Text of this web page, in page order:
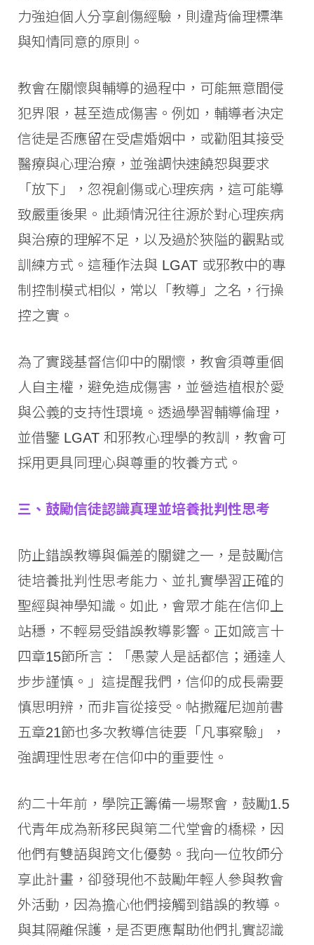
力強迫個人分享創傷經驗，則違背倫理標準
與知情同意的原則。
教會在關懷與輔導的過程中，可能無意間侵
犯界限，甚至造成傷害。例如，輔導者決定
信徒是否應留在受虐婚姻中，或勸阻其接受
醫療與心理治療，並強調快速饒恕與要求
「放下」，忽視創傷或心理疾病，這可能導
致嚴重後果。此類情況往往源於對心理疾病
與治療的理解不足，以及過於狹隘的觀點或
訓練方式。這種作法與 LGAT 或邪教中的專
制控制模式相似，常以「教導」之名，行操
控之實。
為了實踐基督信仰中的關懷，教會須尊重個
人自主權，避免造成傷害，並營造植根於愛
與公義的支持性環境。透過學習輔導倫理，
並借鑒 LGAT 和邪教心理學的教訓，教會可
採用更具同理心與尊重的牧養方式。
三、鼓勵信徒認識真理並培養批判性思考
防止錯誤教導與偏差的關鍵之一，是鼓勵信
徒培養批判性思考能力、並扎實學習正確的
聖經與神學知識。如此，會眾才能在信仰上
站穩，不輕易受錯誤教導影響。正如箴言十
四章15節所言：「愚蒙人是話都信；通達人
步步謹慎。」這提醒我們，信仰的成長需要
慎思明辨，而非盲從接受。帖撒羅尼迦前書
五章21節也多次教導信徒要「凡事察驗」，
強調理性思考在信仰中的重要性。
約二十年前，學院正籌備一場聚會，鼓勵1.5
代青年成為新移民與第二代堂會的橋樑，因
他們有雙語與跨文化優勢。我向一位牧師分
享此計畫，卻發現他不鼓勵年輕人參與教會
外活動，因為擔心他們接觸到錯誤的教導。
與其隔離保護，是否更應幫助他們扎實認識